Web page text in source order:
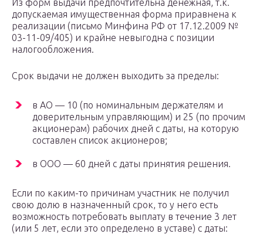
Из форм выдачи предпочтительна денежная, т.к.
допускаемая имущественная форма приравнена к
реализации (письмо Минфина РФ от 17.12.2009 №
03-11-09/405) и крайне невыгодна с позиции
налогообложения.
Срок выдачи не должен выходить за пределы:
в АО — 10 (по номинальным держателям и
доверительным управляющим) и 25 (по прочим
акционерам) рабочих дней с даты, на которую
составлен список акционеров;
в ООО — 60 дней с даты принятия решения.
Если по каким-то причинам участник не получил
свою долю в назначенный срок, то у него есть
возможность потребовать выплату в течение 3 лет
(или 5 лет, если это определено в уставе) с даты: